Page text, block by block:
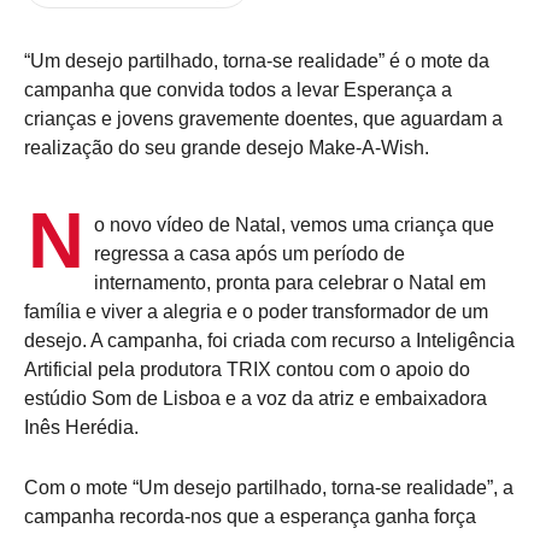
“Um desejo partilhado, torna-se realidade” é o mote da
campanha que convida todos a levar Esperança a
crianças e jovens gravemente doentes, que aguardam a
realização do seu grande desejo Make-A-Wish.
N
o novo vídeo de Natal, vemos uma criança que
regressa a casa após um período de
internamento, pronta para celebrar o Natal em
família e viver a alegria e o poder transformador de um
desejo. A campanha, foi criada com recurso a Inteligência
Artificial pela produtora TRIX contou com o apoio do
estúdio Som de Lisboa e a voz da atriz e embaixadora
Inês Herédia.
Com o mote “Um desejo partilhado, torna-se realidade”, a
campanha recorda-nos que a esperança ganha força